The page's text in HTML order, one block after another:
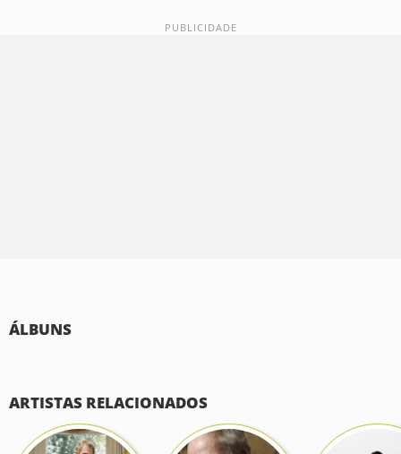
ÁLBUNS
ARTISTAS RELACIONADOS